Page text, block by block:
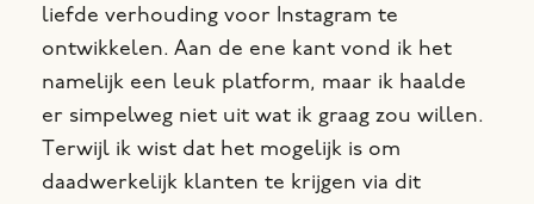
liefde verhouding voor Instagram te
ontwikkelen. Aan de ene kant vond ik het
namelijk een leuk platform, maar ik haalde
er simpelweg niet uit wat ik graag zou willen.
Terwijl ik wist dat het mogelijk is om
daadwerkelijk klanten te krijgen via dit